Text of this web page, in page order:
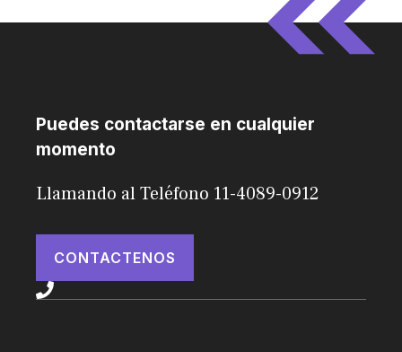
Puedes contactarse en cualquier
momento
Llamando al Teléfono 11-4089-0912
CONTACTENOS